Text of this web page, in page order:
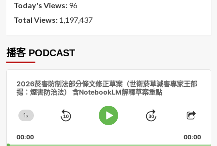
Today's Views: 96
Total Views: 1,197,437
播客 PODCAST
2026菸害防制法部分條文修正草案（世衛菸草減害專家王郁
揚：煙害防治法） 含NotebookLM解釋草案重點
Change
Rate
1x
Skip
Play
Jump
Forward
Share
00:00 00:00